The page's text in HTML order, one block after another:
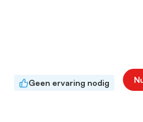
Geen ervaring nodig